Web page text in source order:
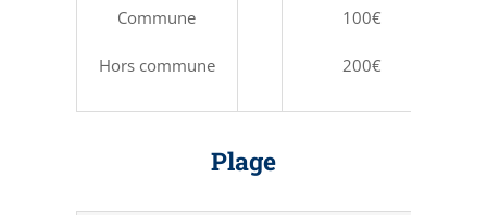
Commune
Hors commune
100€
200€
Plage